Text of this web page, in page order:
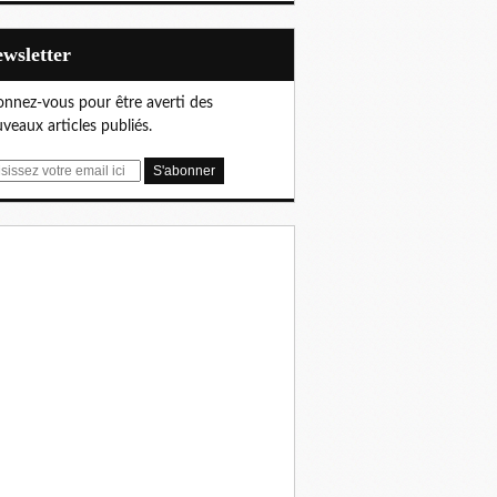
vous pour être averti des
articles publiés.